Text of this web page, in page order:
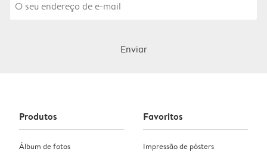
Enviar
Produtos
Álbum de fotos
Favoritos
Impressão de pósters